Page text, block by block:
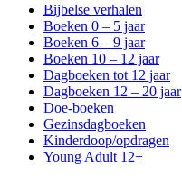
Bijbelse verhalen
Boeken 0 – 5 jaar
Boeken 6 – 9 jaar
Boeken 10 – 12 jaar
Dagboeken tot 12 jaar
Dagboeken 12 – 20 jaar
Doe-boeken
Gezinsdagboeken
Kinderdoop/opdragen
Young Adult 12+